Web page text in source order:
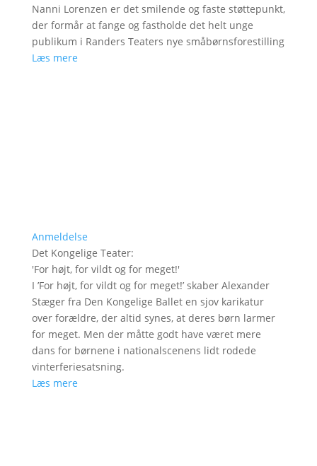
Nanni Lorenzen er det smilende og faste støttepunkt,
der formår at fange og fastholde det helt unge
publikum i Randers Teaters nye småbørnsforestilling
Læs mere
Anmeldelse
Det Kongelige Teater:
'For højt, for vildt og for meget!'
I ’For højt, for vildt og for meget!’ skaber Alexander
Stæger fra Den Kongelige Ballet en sjov karikatur
over forældre, der altid synes, at deres børn larmer
for meget. Men der måtte godt have været mere
dans for børnene i nationalscenens lidt rodede
vinterferiesatsning.
Læs mere